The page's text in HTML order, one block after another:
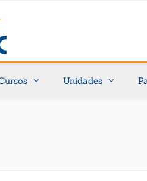
Unidades